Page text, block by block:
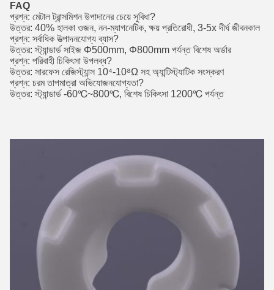
FAQ
প্রশ্ন: মেটাল ট্রান্সমিশন উপাদানের চেয়ে সুবিধা?
উত্তর: 40% হালকা ওজন, নন-ম্যাগনেটিক, ক্ষয় প্রতিরোধী, 3-5x দীর্ঘ জীবনকাল
প্রশ্ন: সর্বাধিক উত্পাদনযোগ্য ব্যাস?
উত্তর: স্ট্যান্ডার্ড সাইজ Φ500mm, Φ800mm পর্যন্ত বিশেষ অর্ডার
প্রশ্ন: পরিবাহী চিকিৎসা উপলব্ধ?
উত্তর: সারফেস রেজিস্ট্যান্স 10⁴-10⁸Ω সহ অ্যান্টিস্ট্যাটিক সংস্করণ
প্রশ্ন: চরম তাপমাত্রা অভিযোজনযোগ্যতা?
উত্তর: স্ট্যান্ডার্ড -60℃~800℃, বিশেষ চিকিৎসা 1200℃ পর্যন্ত